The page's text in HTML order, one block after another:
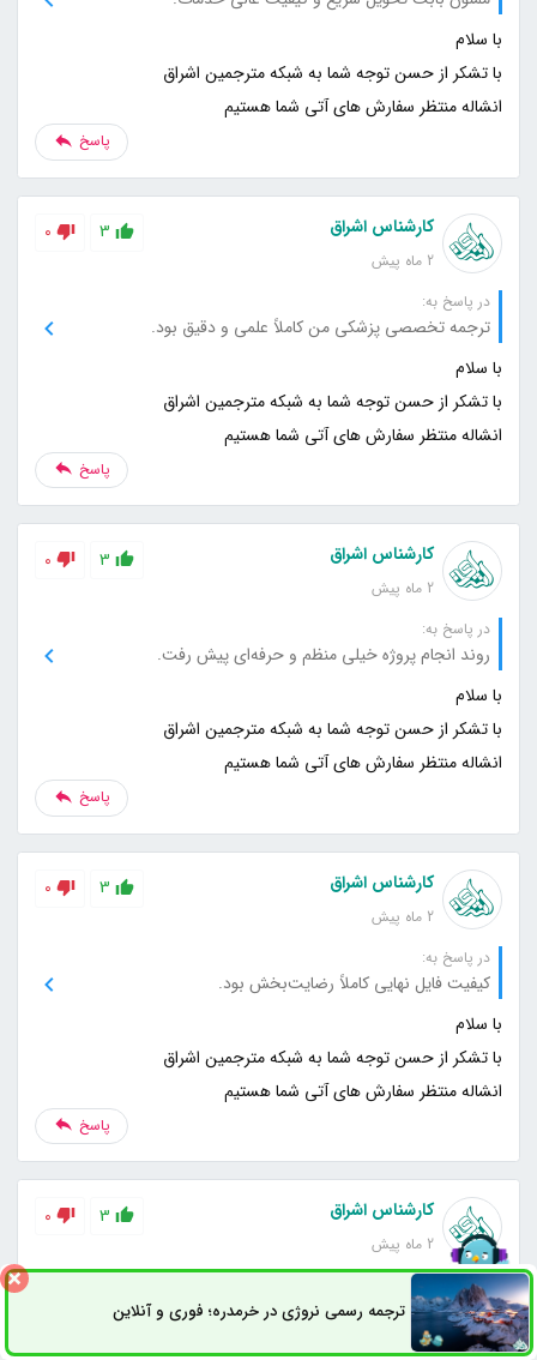
انشاله منتظر سفارش های آتی شما هستیم
پاسخ
کارشناس اشراق
2 ماه پیش
3
0
در پاسخ به:
ترجمه تخصصی پزشکی من کاملاً علمی و دقیق بود.
انشاله منتظر سفارش های آتی شما هستیم
پاسخ
کارشناس اشراق
2 ماه پیش
3
0
در پاسخ به:
روند انجام پروژه خیلی منظم و حرفه‌ای پیش رفت.
انشاله منتظر سفارش های آتی شما هستیم
پاسخ
کارشناس اشراق
2 ماه پیش
3
0
در پاسخ به:
کیفیت فایل نهایی کاملاً رضایت‌بخش بود.
انشاله منتظر سفارش های آتی شما هستیم
پاسخ
کارشناس اشراق
2 ماه پیش
3
0
در پاسخ به:
ترجمه مقاله دانشگاهی من عالی انجام شد.
ترجمه رسمی نروژی در خرمدره؛ فوری و آنلاینثبت سفارش راه های ارتباطی